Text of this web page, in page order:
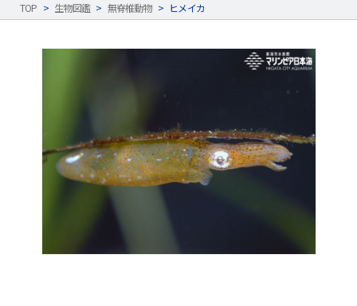
TOP > 生物図鑑 > 無脊椎動物 > ヒメイカ